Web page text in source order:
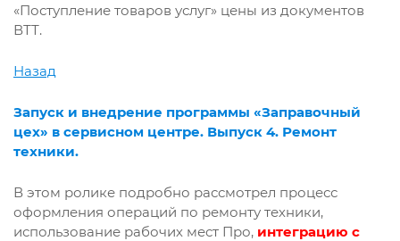
«Поступление товаров услуг» цены из документов
ВТТ.
Назад
Запуск и внедрение программы «Заправочный
цех» в сервисном центре. Выпуск 4. Ремонт
техники.
В этом ролике подробно рассмотрел процесс
оформления операций по ремонту техники,
использование рабочих мест Про, интеграцию с